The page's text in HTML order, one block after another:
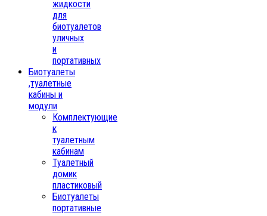
жидкости
для
биотуалетов
уличных
и
портативных
Биотуалеты
,туалетные
кабины и
модули
Комплектующие
к
туалетным
кабинам
Туалетный
домик
пластиковый
Биотуалеты
портативные